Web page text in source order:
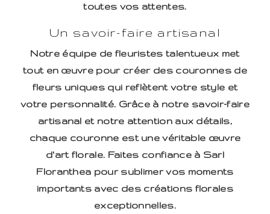
toutes vos attentes.
Un savoir-faire artisanal
Notre équipe de fleuristes talentueux met
tout en œuvre pour créer des couronnes de
fleurs uniques qui reflètent votre style et
votre personnalité. Grâce à notre savoir-faire
artisanal et notre attention aux détails,
chaque couronne est une véritable œuvre
d'art florale. Faites confiance à Sarl
Floranthea pour sublimer vos moments
importants avec des créations florales
exceptionnelles.